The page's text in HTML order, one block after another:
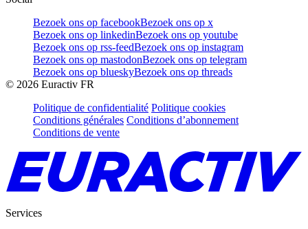
Bezoek ons op facebookBezoek ons op x
Bezoek ons op linkedinBezoek ons op youtube
Bezoek ons op rss-feedBezoek ons op instagram
Bezoek ons op mastodonBezoek ons op telegram
Bezoek ons op blueskyBezoek ons op threads
© 2026 Euractiv FR
Politique de confidentialité Politique cookies
Conditions générales Conditions d’abonnement
Conditions de vente
Services